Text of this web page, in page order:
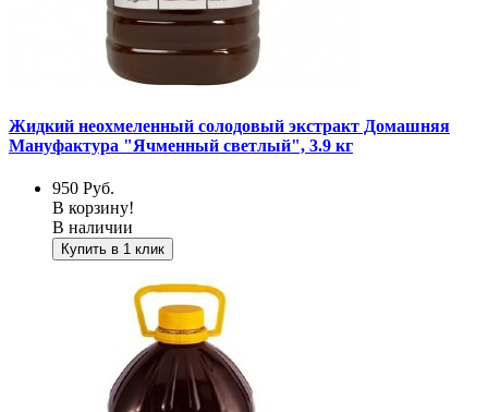
Жидкий неохмеленный солодовый экстракт Домашняя
Мануфактура "Ячменный светлый", 3.9 кг
950 Руб.
В корзину!
В наличии
Купить в 1 клик